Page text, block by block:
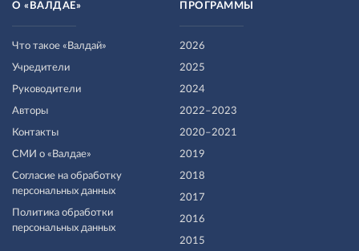
О «ВАЛДАЕ»
Что такое «Валдай»
Учредители
Руководители
Авторы
Контакты
СМИ о «Валдае»
Согласие на обработку
персональных данных
Политика обработки
персональных данных
ПРОГРАММЫ
2026
2025
2024
2022–2023
2020–2021
2019
2018
2017
2016
2015